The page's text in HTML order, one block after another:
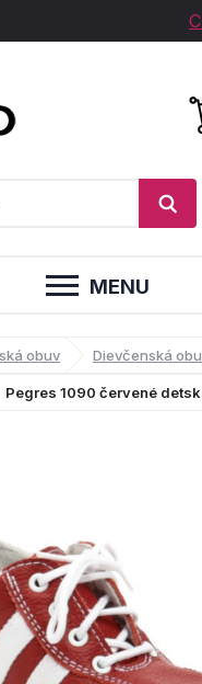
MENU
obuv Dievčenská
Pegres 1090 červené